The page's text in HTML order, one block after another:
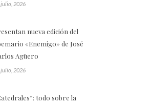
2026
nueva edición del
«Enemigo» de José
Agüero
2026
todo sobre la